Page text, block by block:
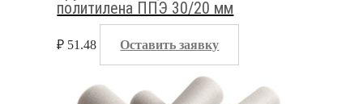
политилена ППЭ 30/20 мм
₽ 51.48 Оставить заявку